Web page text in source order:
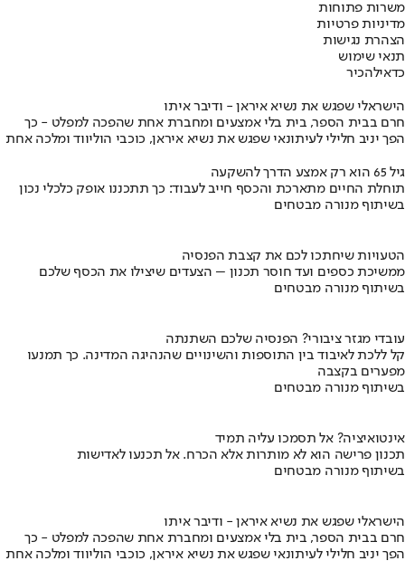
משרות פתוחות
מדיניות פרטיות
הצהרת נגישות
תנאי שימוש
כדאילהכיר
הישראלי שפגש את נשיא איראן - ודיבר איתו
חרם בבית הספר, בית בלי אמצעים ומחברת אחת שהפכה למפלט - כך
הפך יניב חלילי לעיתונאי שפגש את נשיא איראן, כוכבי הוליווד ומלכה אחת
גיל 65 הוא רק אמצע הדרך להשקעה
תוחלת החיים מתארכת והכסף חייב לעבוד: כך תתכננו אופק כלכלי נכון
בשיתוף מנורה מבטחים
הטעויות שיחתכו לכם את קצבת הפנסיה
ממשיכת כספים ועד חוסר תכנון – הצעדים שיצילו את הכסף שלכם
בשיתוף מנורה מבטחים
עובדי מגזר ציבורי? הפנסיה שלכם השתנתה
קל ללכת לאיבוד בין התוספות והשינויים שהנהיגה המדינה. כך תמנעו
מפערים בקצבה
בשיתוף מנורה מבטחים
אינטואיציה? אל תסמכו עליה תמיד
תכנון פרישה הוא לא מותרות אלא הכרח. אל תכנעו לאדישות
בשיתוף מנורה מבטחים
הישראלי שפגש את נשיא איראן - ודיבר איתו
חרם בבית הספר, בית בלי אמצעים ומחברת אחת שהפכה למפלט - כך
הפך יניב חלילי לעיתונאי שפגש את נשיא איראן, כוכבי הוליווד ומלכה אחת